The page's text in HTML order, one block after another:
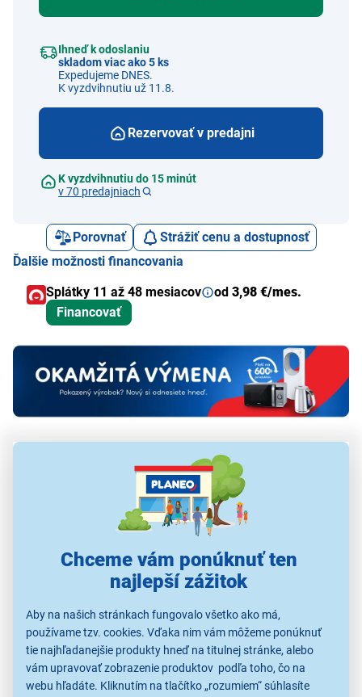
Chceme vám ponúknuť ten
najlepší zážitok
Aby na našich stránkach fungovalo všetko ako má,
používame tzv. cookies. Vďaka nim vám môžeme ponúknuť
tie najhľadanejšie produkty hneď na titulnej stránke, alebo
vám upravovať zobrazenie produktov podľa toho, čo na
webu hľadáte. Kliknutím na tlačítko „rozumiem“ súhlasíte
Ihneď k odoslaniu
skladom viac ako 5 ks
Expedujeme DNES.
K vyzdvihnutiu už 11.8.
Rezervovať v predajni
K vyzdvihnutiu do 15 minút
v 70 predajniach
Porovnať
Strážiť cenu a dostupnosť
Ďalšie možnosti financovania
Splátky 11 až 48 mesiacov
od 3,98 €/mes.
Financovať
Alternatívy k tomuto produktu
Veritas Power Stitch
254,90 € 149,00 €